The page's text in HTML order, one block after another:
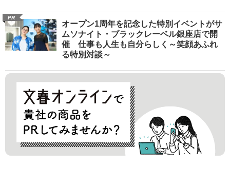
PR
オープン1周年を記念した特別イベントがサ
ムソナイト・ブラックレーベル銀座店で開
催 仕事も人生も自分らしく～笑顔あふれ
る特別対談～